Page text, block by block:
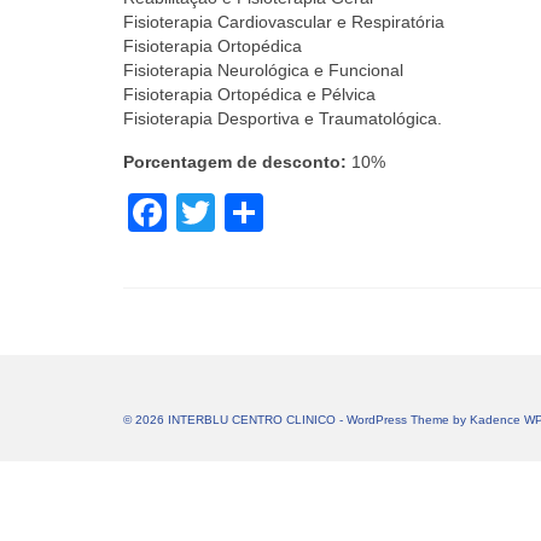
Fisioterapia Cardiovascular e Respiratória
Fisioterapia Ortopédica
Fisioterapia Neurológica e Funcional
Fisioterapia Ortopédica e Pélvica
Fisioterapia Desportiva e Traumatológica.
Porcentagem de desconto: 10%
Facebook
Twitter
© 2026 INTERBLU CENTRO CLINICO - WordPress Theme by Kadence